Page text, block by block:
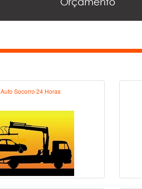
Auto Socorro 24 Horas